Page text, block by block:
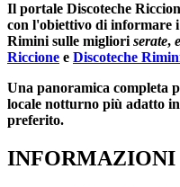
Il portale Discoteche
con l'obiettivo di informare i
Rimini sulle migliori serate,
Riccione e Discoteche
Una panoramica completa
locale notturno più adatto
preferito.
INFORMAZIONI